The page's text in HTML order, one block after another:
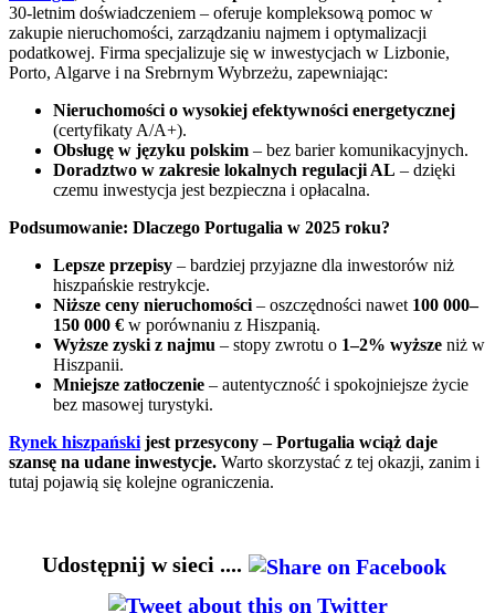
30-letnim doświadczeniem – oferuje kompleksową pomoc w
zakupie nieruchomości, zarządzaniu najmem i optymalizacji
podatkowej. Firma specjalizuje się w inwestycjach w Lizbonie,
Porto, Algarve i na Srebrnym Wybrzeżu, zapewniając:
Nieruchomości o wysokiej efektywności energetycznej
(certyfikaty A/A+).
Obsługę w języku polskim – bez barier komunikacyjnych.
Doradztwo w zakresie lokalnych regulacji AL – dzięki
czemu inwestycja jest bezpieczna i opłacalna.
Podsumowanie: Dlaczego Portugalia w 2025 roku?
Lepsze przepisy – bardziej przyjazne dla inwestorów niż
hiszpańskie restrykcje.
Niższe ceny nieruchomości – oszczędności nawet 100 000–
150 000 € w porównaniu z Hiszpanią.
Wyższe zyski z najmu – stopy zwrotu o 1–2% wyższe niż w
Hiszpanii.
Mniejsze zatłoczenie – autentyczność i spokojniejsze życie
bez masowej turystyki.
Rynek hiszpański jest przesycony – Portugalia wciąż daje
szansę na udane inwestycje. Warto skorzystać z tej okazji, zanim i
tutaj pojawią się kolejne ograniczenia.
Udostępnij w sieci ....